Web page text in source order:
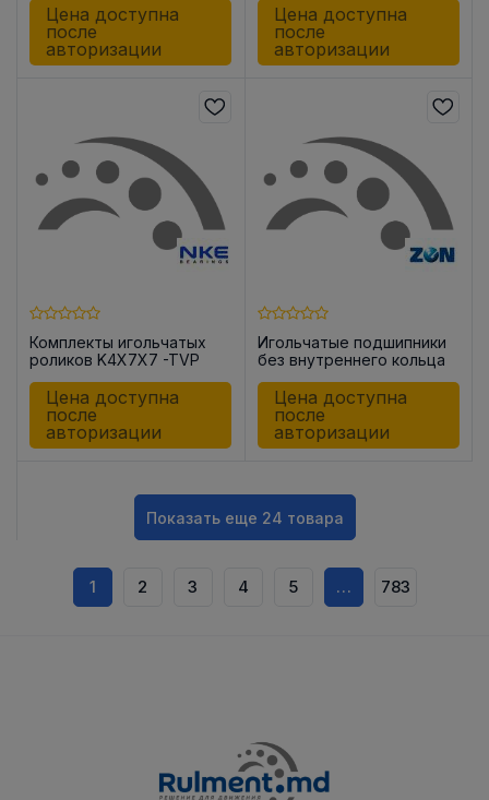
Цена доступна
после
авторизации
стороны BK1516
Цена доступна
после
авторизации
Комплекты игольчатых
роликов K4X7X7 -TVP
Цена доступна
после
авторизации
Игольчатые подшипники
без внутреннего кольца
HK1712
Цена доступна
после
авторизации
Показать еще 24 товара
1 2 3 4 5 … 783